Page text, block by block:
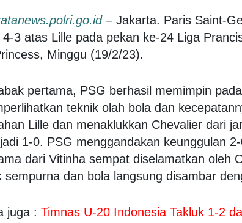
–Jakarta. Paris Saint-
3 atas Lille pada pekan ke-24 Liga
Minggu (19/2/23).
pertama, PSG berhasil memimpin
teknik olah bola dan
Lille dan menaklukkan Chevalier dari
1-0. PSG menggandakan keunggulan
dari Vitinha sempat diselamatkan oleh
sempurna dan bola langsung disambar
juga : Timnas U-20 Indonesia Takluk 1-2